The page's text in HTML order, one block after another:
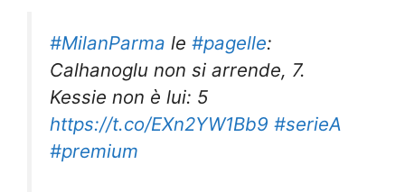
#MilanParma le #pagelle:
Calhanoglu non si arrende, 7.
Kessie non è lui: 5
https://t.co/EXn2YW1Bb9 #serieA
#premium